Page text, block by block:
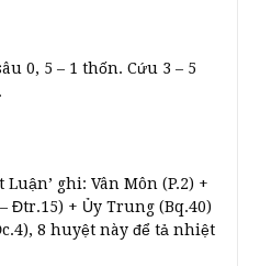
0, 5 – 1 thốn. Cứu 3 – 5
ghi: Vân Môn (P.2) +
Đtr.15) + Ủy Trung (Bq.40)
8 huyệt này để tả nhiệt